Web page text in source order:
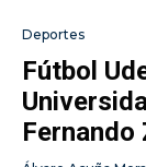
Deportes
Fútbol
Fernando